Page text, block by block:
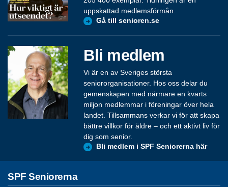
uppskattad medlemsförmån.
Gå till senioren.se
Bli medlem
Vi är en av Sveriges största
seniororganisationer. Hos oss delar du
gemenskapen med närmare en kvarts
miljon medlemmar i föreningar över hela
landet. Tillsammans verkar vi för att skapa
bättre villkor för äldre – och ett aktivt liv för
dig som senior.
Bli medlem i SPF Seniorerna här
SPF Seniorerna